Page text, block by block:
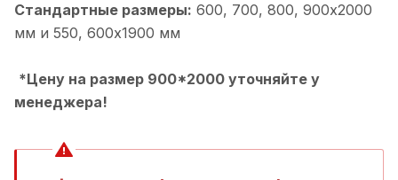
Стандартные размеры: 600, 700, 800, 900х2000
мм и 550, 600х1900 мм
*Цену на размер 900*2000 уточняйте у
менеджера!